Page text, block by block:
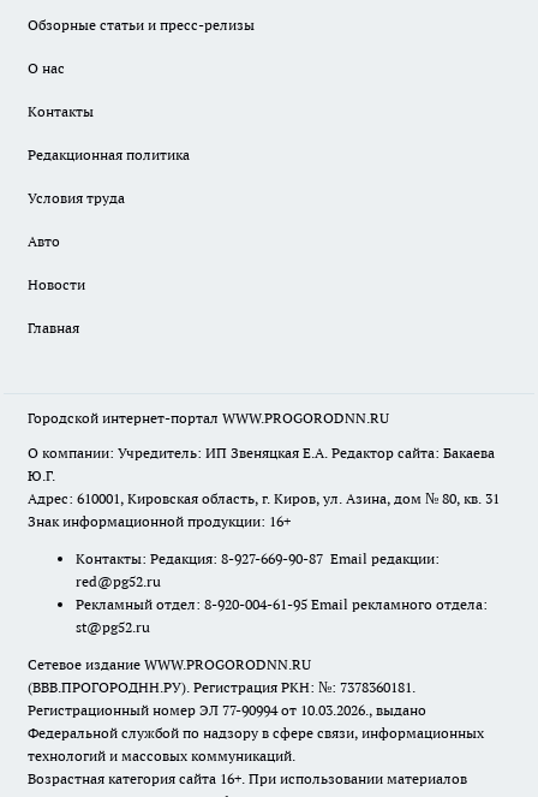
Обзорные статьи и пресс-релизы
О нас
Контакты
Редакционная политика
Условия труда
Авто
Новости
Главная
Городской интернет-портал WWW.PROGORODNN.RU
О компании: Учредитель: ИП Звеняцкая Е.А. Редактор сайта: Бакаева
Ю.Г.
Адрес: 610001, Кировская область, г. Киров, ул. Азина, дом № 80, кв. 31
Знак информационной продукции: 16+
Контакты: Редакция: 8-927-669-90-87 Email редакции:
red@pg52.ru
Рекламный отдел: 8-920-004-61-95 Email рекламного отдела:
st@pg52.ru
Сетевое издание WWW.PROGORODNN.RU
(ВВВ.ПРОГОРОДНН.РУ). Регистрация РКН: №: 7378360181.
Регистрационный номер ЭЛ 77-90994 от 10.03.2026., выдано
Федеральной службой по надзору в сфере связи, информационных
технологий и массовых коммуникаций.
Возрастная категория сайта 16+. При использовании материалов